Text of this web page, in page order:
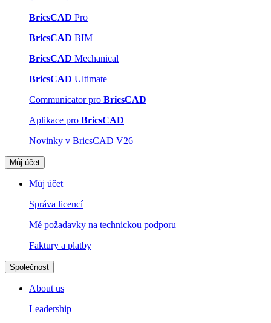
BricsCAD Pro
BricsCAD BIM
BricsCAD Mechanical
BricsCAD Ultimate
Communicator pro BricsCAD
Aplikace pro BricsCAD
Novinky v BricsCAD V26
Můj účet
Můj účet
Správa licencí
Mé požadavky na technickou podporu
Faktury a platby
Společnost
About us
Leadership